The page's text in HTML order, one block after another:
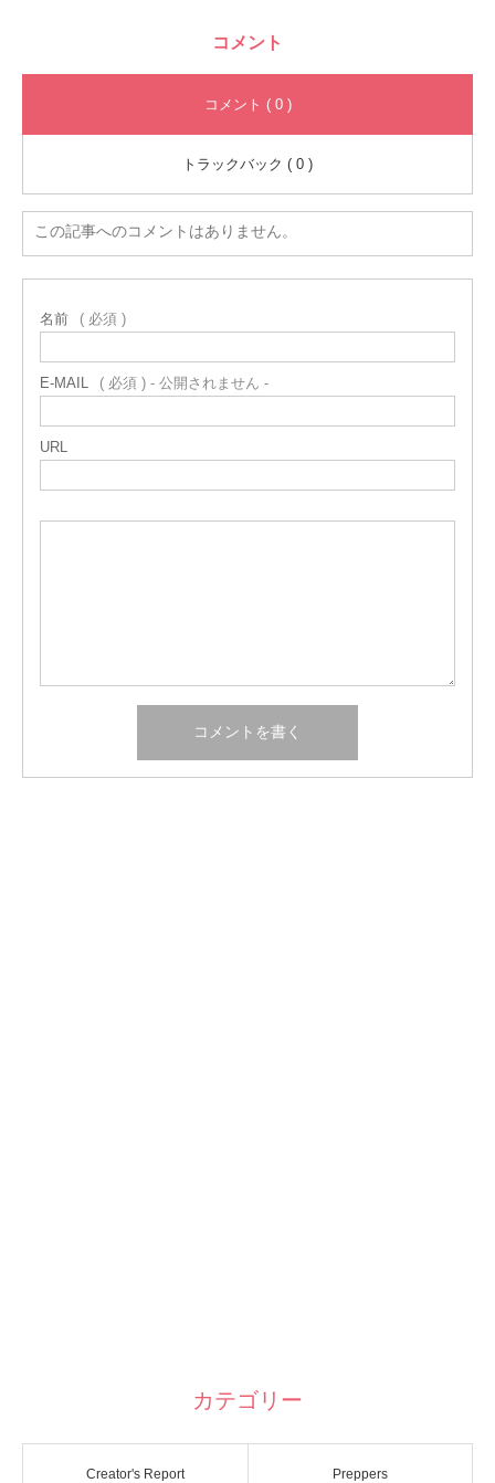
コメント
コメント ( 0 )
トラックバック ( 0 )
この記事へのコメントはありません。
名前 ( 必須 )
E-MAIL ( 必須 ) - 公開されません -
URL
カテゴリー
Creator's Report Preppers